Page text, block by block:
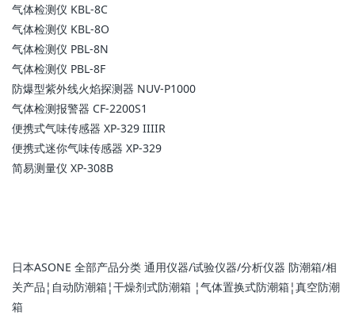
气体检测仪 KBL-8C
气体检测仪 KBL-8O
气体检测仪 PBL-8N
气体检测仪 PBL-8F
防爆型紫外线火焰探测器 NUV-P1000
气体检测报警器 CF-2200S1
便携式气味传感器 XP-329 IIIIR
便携式迷你气味传感器 XP-329
简易测量仪 XP-308B
日本ASONE 全部产品分类 通用仪器/试验仪器/分析仪器 防潮箱/相
关产品¦自动防潮箱¦干燥剂式防潮箱 ¦气体置换式防潮箱¦真空防潮
箱